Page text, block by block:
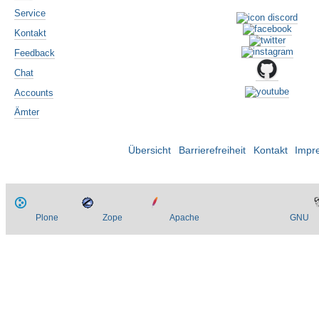
Service
Kontakt
Feedback
Chat
Accounts
Ämter
Übersicht Barrierefreiheit Kontakt
Plone Zope Apache GNU